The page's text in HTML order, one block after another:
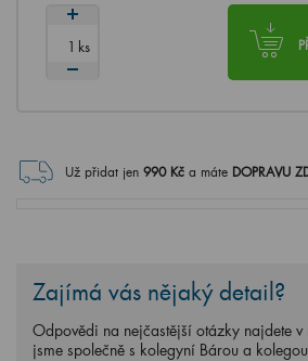
ks
Už přidat jen 990Kč a máte DOPRAVU
Zajímá vás nějaký detail?
Odpovědi na nejčastější otázky najdete
jsme společně s kolegyní Bárou a